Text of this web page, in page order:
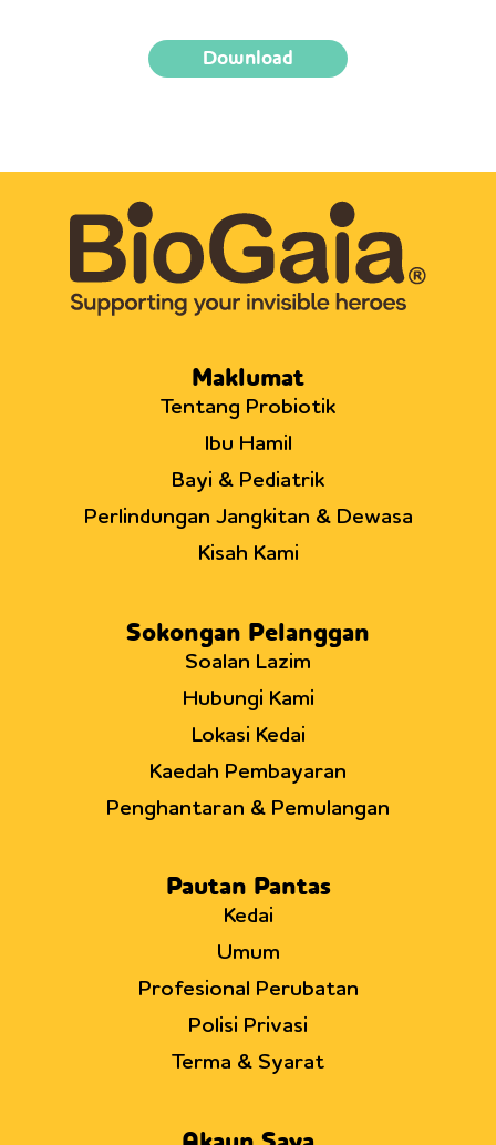
Download
Maklumat
Tentang Probiotik
Ibu Hamil
Bayi & Pediatrik
Perlindungan Jangkitan & Dewasa
Kisah Kami
Sokongan Pelanggan
Soalan Lazim
Hubungi Kami
Lokasi Kedai
Kaedah Pembayaran
Penghantaran & Pemulangan
Pautan Pantas
Kedai
Umum
Profesional Perubatan
Polisi Privasi
Terma & Syarat